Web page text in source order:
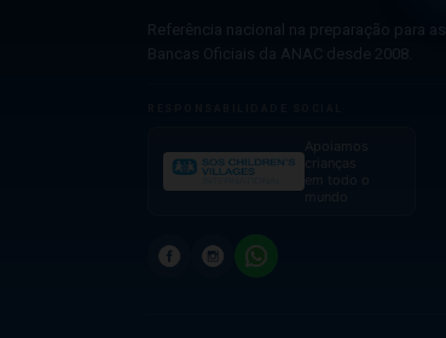
Referência nacional na preparação para as
Bancas Oficiais da ANAC desde 2008.
Apoiamos